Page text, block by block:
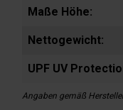
Maße Höhe:
Nettogewicht:
UPF UV
Angaben gemäß